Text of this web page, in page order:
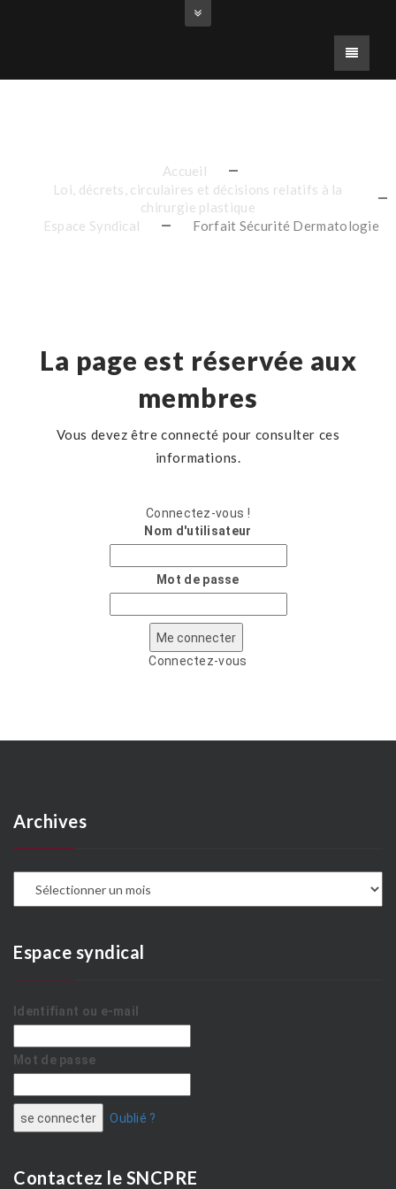
Accueil
Loi, décrets, circulaires et décisions relatifs à la
chirurgie plastique
Espace Syndical
Forfait Sécurité Dermatologie
La page est réservée aux
membres
Vous devez être connecté pour consulter ces
informations.
Connectez-vous !
Nom d'utilisateur
Mot de passe
Connectez-vous
Archives
Espace syndical
Identifiant ou e-mail
Mot de passe
Oublié ?
Contactez le SNCPRE